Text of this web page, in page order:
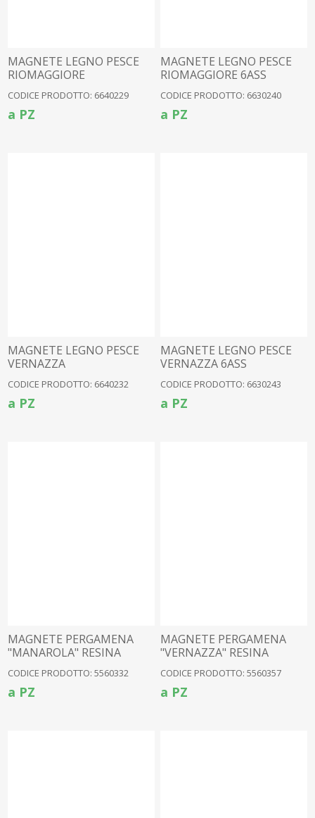
MAGNETE LEGNO PESCE
RIOMAGGIORE
CODICE PRODOTTO: 6640229
a PZ
MAGNETE LEGNO PESCE
RIOMAGGIORE 6ASS
CODICE PRODOTTO: 6630240
a PZ
MAGNETE LEGNO PESCE
VERNAZZA
CODICE PRODOTTO: 6640232
a PZ
MAGNETE LEGNO PESCE
VERNAZZA 6ASS
CODICE PRODOTTO: 6630243
a PZ
MAGNETE PERGAMENA
"MANAROLA" RESINA
CODICE PRODOTTO: 5560332
a PZ
MAGNETE PERGAMENA
"VERNAZZA" RESINA
CODICE PRODOTTO: 5560357
a PZ